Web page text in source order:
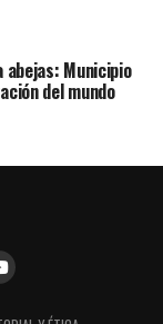
Municipio
del mundo